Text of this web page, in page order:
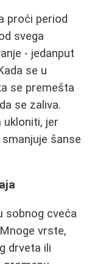
proći period
svega
- jedanput
se u
se premešta
se zaliva.
ukloniti, jer
šanse
sobnog cveća
vrste,
drveta ili